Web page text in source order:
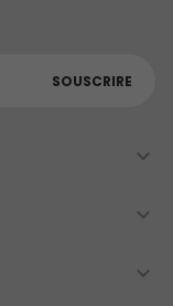
SOUSCRIRE


